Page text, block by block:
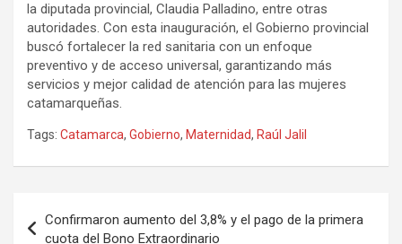
la diputada provincial, Claudia Palladino, entre otras
autoridades. Con esta inauguración, el Gobierno provincial
buscó fortalecer la red sanitaria con un enfoque
preventivo y de acceso universal, garantizando más
servicios y mejor calidad de atención para las mujeres
catamarqueñas.
Tags: Catamarca, Gobierno, Maternidad, Raúl Jalil
de
Confirmaron aumento del 3,8% y el pago de la primera
cuota del Bono Extraordinario